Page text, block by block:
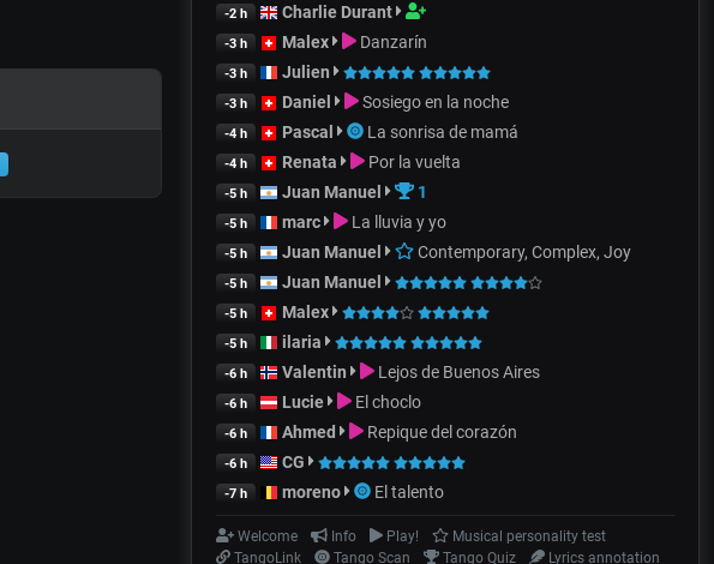
-2 h Charlie Durant
-3 h Malex Danzarín
-3 h Julien
-3 h Daniel Sosiego en la noche
-4 h Pascal La sonrisa de mamá
-4 h Renata Por la vuelta
-5 h Juan Manuel 1
-5 h marc La lluvia y yo
-5 h Juan Manuel Contemporary, Complex, Joy
-5 h Juan Manuel
-5 h Malex
-5 h ilaria
-6 h Valentin Lejos de Buenos Aires
-6 h Lucie El choclo
-6 h Ahmed Repique del corazón
-6 h CG
-7 h moreno El talento
Welcome Info Play!
Musical personality test
TangoLink
Tango Scan Tango Quiz Lyrics annotation